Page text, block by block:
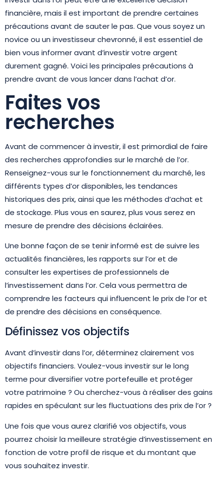
financière, mais il est important de prendre certaines
précautions avant de sauter le pas. Que vous soyez un
novice ou un investisseur chevronné, il est essentiel de
bien vous informer avant d’investir votre argent
durement gagné. Voici les principales précautions à
prendre avant de vous lancer dans l’achat d’or.
Faites vos
recherches
Avant de commencer à investir, il est primordial de faire
des recherches approfondies sur le marché de l’or.
Renseignez-vous sur le fonctionnement du marché, les
différents types d’or disponibles, les tendances
historiques des prix, ainsi que les méthodes d’achat et
de stockage. Plus vous en saurez, plus vous serez en
mesure de prendre des décisions éclairées.
Une bonne façon de se tenir informé est de suivre les
actualités financières, les rapports sur l’or et de
consulter les expertises de professionnels de
l’investissement dans l’or. Cela vous permettra de
comprendre les facteurs qui influencent le prix de l’or et
de prendre des décisions en conséquence.
Définissez vos objectifs
Avant d’investir dans l’or, déterminez clairement vos
objectifs financiers. Voulez-vous investir sur le long
terme pour diversifier votre portefeuille et protéger
votre patrimoine ? Ou cherchez-vous à réaliser des gains
rapides en spéculant sur les fluctuations des prix de l’or ?
Une fois que vous aurez clarifié vos objectifs, vous
pourrez choisir la meilleure stratégie d’investissement en
fonction de votre profil de risque et du montant que
vous souhaitez investir.